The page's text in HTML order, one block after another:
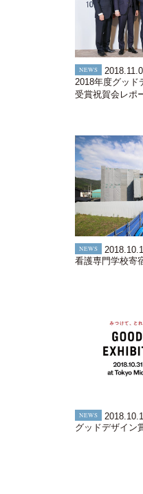
NEWS
2018年度グッド
受賞祝賀会レポ
NEWS
看護専門学校寄
NEWS
グッドデザイン